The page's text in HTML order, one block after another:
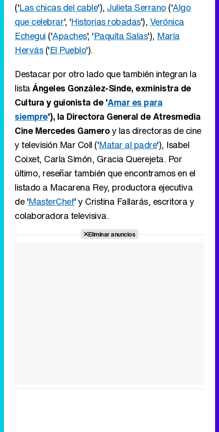
('Las chicas del cable'), Julieta Serrano ('Algo
que celebrar', 'Historias robadas'), Verónica
Echegui ('Apaches', 'Paquita Salas'), María
Hervás('El Pueblo').
Destacar por otro lado que también integran la
listaÁngeles González-Sinde, exministra de
Cultura y guionista de 'Amar es para
siempre'), la Directora General de Atresmedia
Cine Mercedes Gameroy las directoras de cine
y televisión Mar Coll ('Matar al padre'), Isabel
Coixet, Carla Simón, Gracia Querejeta. Por
último, reseñar también que encontramos en el
listado a Macarena Rey, productora ejecutiva
de 'MasterChef' y Cristina Fallarás, escritora y
colaboradora televisiva.
Eliminar anuncios